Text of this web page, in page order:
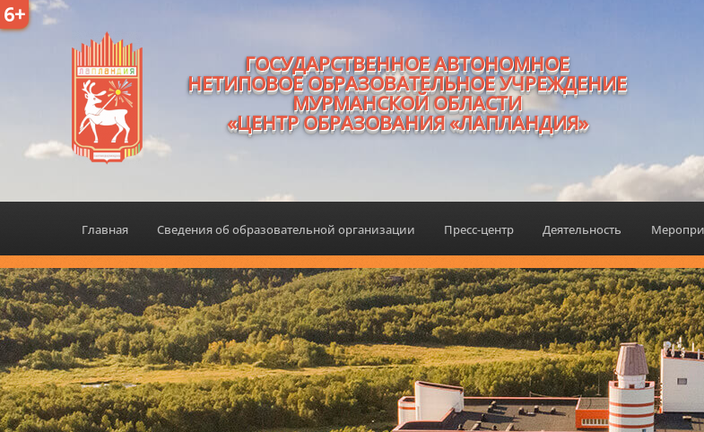
6+
ГОСУДАРСТВЕННОЕ АВТОНОМНОЕ
НЕТИПОВОЕ ОБРАЗОВАТЕЛЬНОЕ УЧРЕЖДЕНИЕ
МУРМАНСКОЙ ОБЛАСТИ
«ЦЕНТР ОБРАЗОВАНИЯ «ЛАПЛАНДИЯ»
Главная Сведения об образовательной организации Пресс-центр Деятельность